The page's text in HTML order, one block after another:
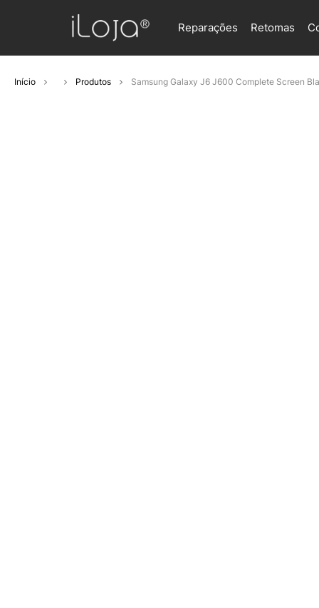
Reparações Retomas
Início Produtos Samsung Galaxy J6 J600 Complete Screen